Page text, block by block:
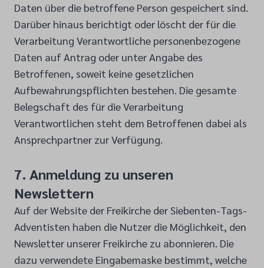
Daten über die betroffene Person gespeichert sind.
Darüber hinaus berichtigt oder löscht der für die
Verarbeitung Verantwortliche personenbezogene
Daten auf Antrag oder unter Angabe des
Betroffenen, soweit keine gesetzlichen
Aufbewahrungspflichten bestehen. Die gesamte
Belegschaft des für die Verarbeitung
Verantwortlichen steht dem Betroffenen dabei als
Ansprechpartner zur Verfügung.
7. Anmeldung zu unseren
Newslettern
Auf der Website der Freikirche der Siebenten-Tags-
Adventisten haben die Nutzer die Möglichkeit, den
Newsletter unserer Freikirche zu abonnieren. Die
dazu verwendete Eingabemaske bestimmt, welche